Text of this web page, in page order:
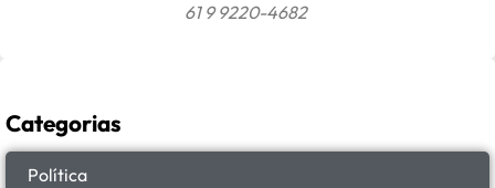
61 9 9220-4682
Categorias
Política